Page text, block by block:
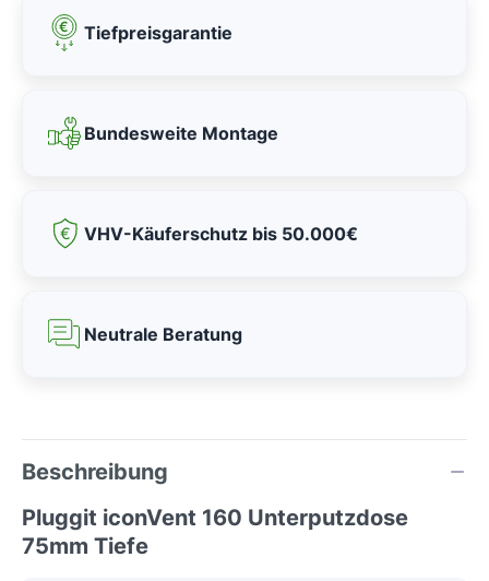
Tiefpreisgarantie
Bundesweite Montage
VHV-Käuferschutz bis 50.000€
Neutrale Beratung
Beschreibung
Pluggit iconVent 160 Unterputzdose
75mm Tiefe